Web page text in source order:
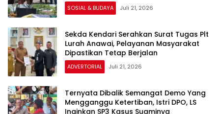
SOSIAL & BUDAYA Juli 21, 2026
Sekda Kendari Serahkan Surat Tugas Plt
Lurah Anawai, Pelayanan Masyarakat
Dipastikan Tetap Berjalan
ADVERTORIAL Juli 21, 2026
Ternyata Dibalik Semangat Demo Yang
Mengganggu Ketertiban, Istri DPO, LS
Inginkan SP3 Kasus Suaminya